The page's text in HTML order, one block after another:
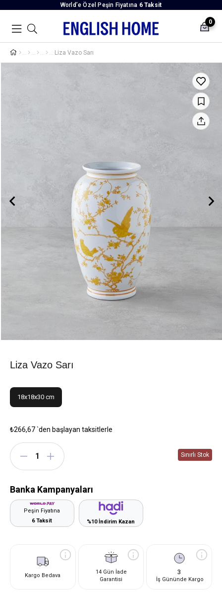
World’e Özel Peşin Fiyatına 6 Taksit
0
Liza Vazo Sarı
Liza Vazo Sarı
18x18x30 cm
₺266,67`den başlayan taksitlerle
Banka Kampanyaları
Peşin Fiyatına
6 Taksit
%10 İndirim Kazan
Kargo Bedava
14 Gün İade
Garantisi
3
İş Gününde Kargo